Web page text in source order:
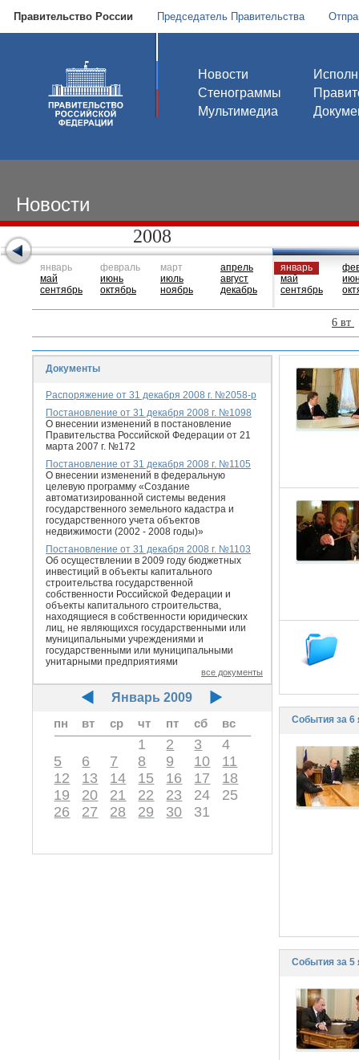
Правительство России Председатель Правительства
Новости
Стенограммы
Мультимедиа
Новости
2008
январь
май
сентябрь
февраль
июнь
октябрь
март
июль
ноябрь
апрель
август
декабрь
январь
май
сентябрь
6 вт
Документы
Распоряжение от 31 декабря 2008 г. №2058-р
Постановление от 31 декабря 2008 г. №1098
О внесении изменений в постановление
Правительства Российской Федерации от 21
марта 2007 г. №172
Постановление от 31 декабря 2008 г. №1105
О внесении изменений в федеральную
целевую программу «Создание
автоматизированной системы ведения
государственного земельного кадастра и
государственного учета объектов
недвижимости (2002 - 2008 годы)»
Постановление от 31 декабря 2008 г. №1103
Об осуществлении в 2009 году бюджетных
инвестиций в объекты капитального
строительства государственной
собственности Российской Федерации и
объекты капитального строительства,
находящиеся в собственности юридических
лиц, не являющихся государственными или
муниципальными учреждениями и
государственными или муниципальными
унитарными предприятиями
все документы
Январь 2009
пн
вт ср чт пт сб вс
1 2 3
4
5
6 7 8 9 10
11
12
13 14 15 16 17
18
19
20 21 22 23 24
25
26
27 28 29 30 31
События за 6
События за 5